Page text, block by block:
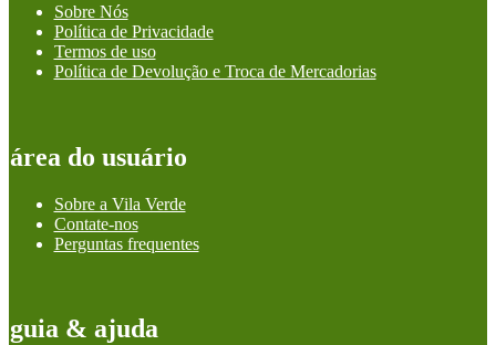
Sobre Nós
Política de Privacidade
Termos de uso
Política de Devolução e Troca de Mercadorias
área do usuário
Sobre a Vila Verde
Contate-nos
Perguntas frequentes
guia & ajuda